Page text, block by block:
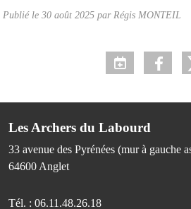
Publié le 30 août 2025 par Régis MONTEIL
Les Archers du Labourd
33 avenue des Pyrénées (mur à gauche
64600 Anglet
Tél. : 06.11.48.26.18